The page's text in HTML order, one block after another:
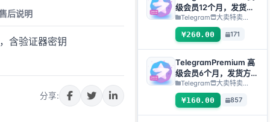
后说明
含验证器密钥
分享:
级会员12个月，发货方
式：人工发货礼品链接
【注：购买必须提交售
后工单才发货】
Telegram 大卖特卖…
¥260.00 171
TelegramPremium 高
级会员6个月，发货方
式：人工发货礼品链接
【注：购买必须提交售
后工单才发货】
Telegram 大卖特卖…
¥160.00 857